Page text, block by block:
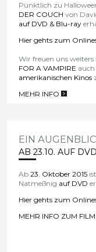
Pünktlich zu
DER COUCH von
auf DVD & Blu-ray
Hier gehts zum
Wir freuen uns
FOR A VAMPIRE auch
amerikanischen Kinos
MEHR INFO
EIN
AB 23.10. AUF
Ab23. Oktober 2015 ist
Natmeßnig auf DVD
Hier gehts zum
MEHR INFO ZUM
>